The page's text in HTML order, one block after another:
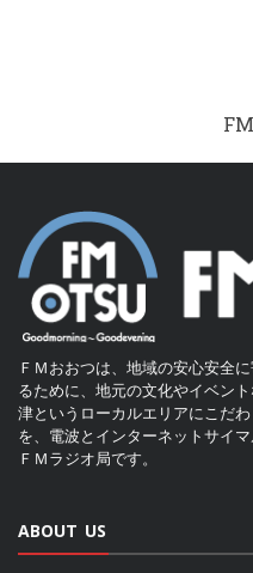
ＦＭおおつは、地域の安心安全
るために、地元の文化やイベン
津というローカルエリアにこだ
を、電波とインターネットサイ
ＦＭラジオ局です。
ABOUT US